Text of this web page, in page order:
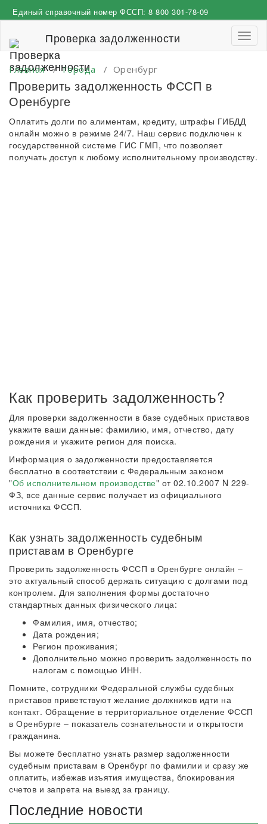
к
Единый справочный номер ФССП: 8 800 301-78-09
Проверка задолженности
Главная/Города / Оренбург
Проверить задолженность ФССП в
Оренбурге
Оплатить долги по алиментам, кредиту, штрафы ГИБДД
онлайн можно в режиме 24/7. Наш сервис подключен к
государственной системе ГИС ГМП, что позволяет
получать доступ к любому исполнительному производству.
Как проверить задолженность?
Для проверки задолженности в базе судебных приставов
укажите ваши данные: фамилию, имя, отчество, дату
рождения и укажите регион для поиска.
Информация о задолженности предоставляется
бесплатно в соответствии с Федеральным законом
"Об исполнительном производстве" от 02.10.2007 N 229-
ФЗ, все данные сервис получает из официального
источника ФССП.
Как узнать задолженность судебным
приставам в Оренбурге
Проверить задолженность ФССП в Оренбурге онлайн –
это актуальный способ держать ситуацию с долгами под
контролем. Для заполнения формы достаточно
стандартных данных физического лица:
Фамилия, имя, отчество;
Дата рождения;
Регион проживания;
Дополнительно можно проверить задолженность по
налогам с помощью ИНН.
Помните, сотрудники Федеральной службы судебных
приставов приветствуют желание должников идти на
контакт. Обращение в территориальное отделение ФССП
в Оренбурге – показатель сознательности и открытости
гражданина.
Вы можете бесплатно узнать размер задолженности
судебным приставам в Оренбург по фамилии и сразу же
оплатить, избежав изъятия имущества, блокирования
счетов и запрета на выезд за границу.
Последние новости